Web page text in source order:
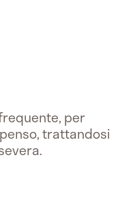
per
trattandosi